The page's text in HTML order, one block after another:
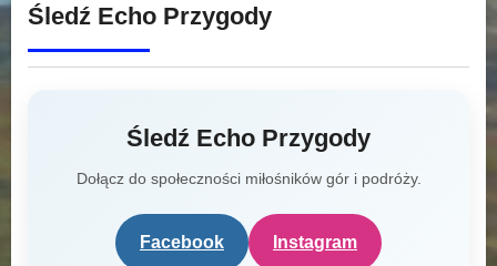
Śledź Echo Przygody
Śledź Echo Przygody
Dołącz do społeczności miłośników gór i podróży.
Facebook Instagram